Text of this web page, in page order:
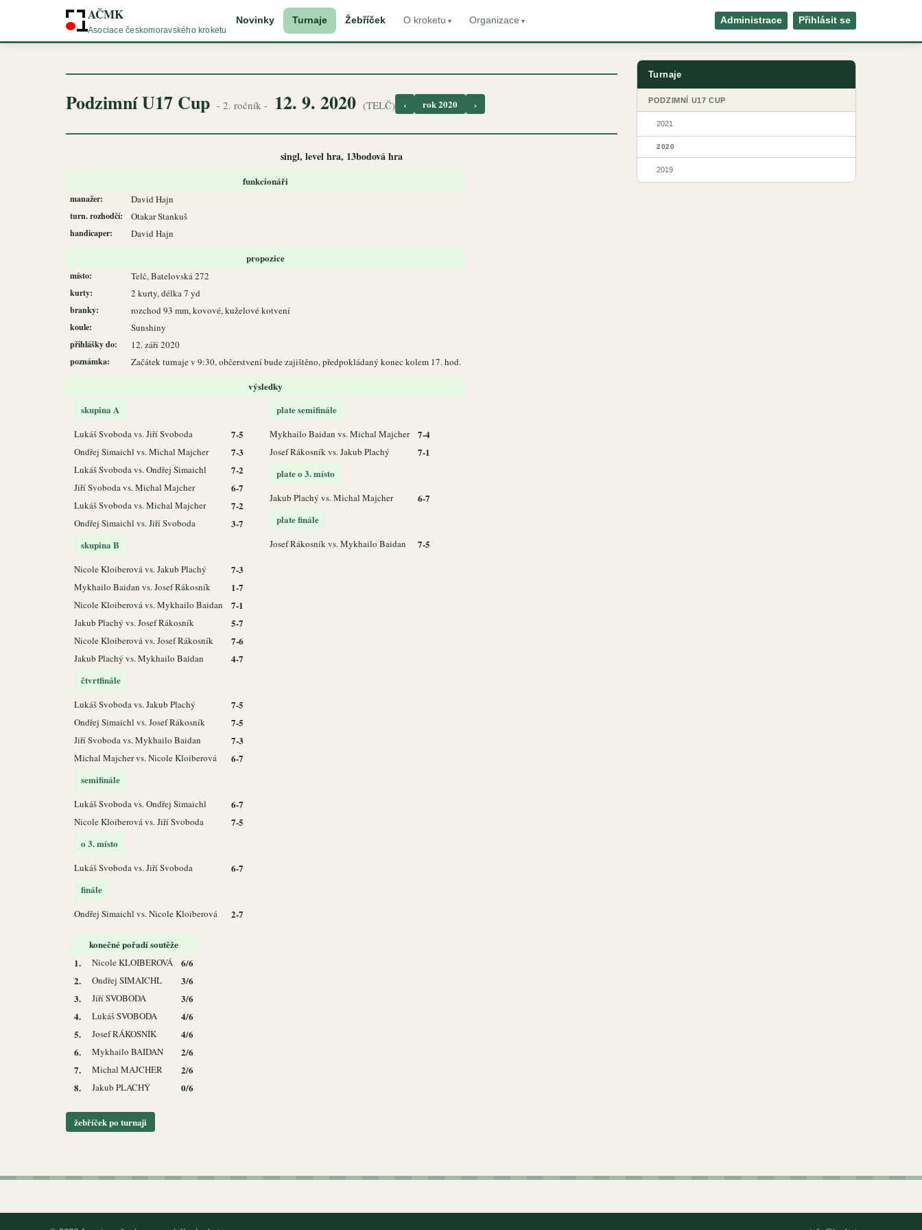
AČMK
Asociace českomoravského kroketu
Novinky Turnaje Žebříček O kroketu Organizace Administrace Přihlásit se
Podzimní U17 Cup - 2. ročník - 12. 9. 2020 (TELČ) ‹ rok 2020 ›
singl, level hra, 13bodová hra
funkcionáři
manažer: David Hajn
turn. rozhodčí: Otakar Stankuš
handicaper: David Hajn
propozice
místo: Telč, Batelovská 272
kurty: 2 kurty, délka 7 yd
branky: rozchod 93 mm, kovové, kuželové kotvení
koule: Sunshiny
přihlášky do: 12. září 2020
poznámka: Začátek turnaje v 9:30, občerstvení bude zajištěno, předpokládaný konec kolem 17. hod.
výsledky
skupina A
Lukáš Svoboda vs. Jiří Svoboda 7-5
Ondřej Simaichl vs. Michal Majcher 7-3
Lukáš Svoboda vs. Ondřej Simaichl 7-2
Jiří Svoboda vs. Michal Majcher 6-7
Lukáš Svoboda vs. Michal Majcher 7-2
Ondřej Simaichl vs. Jiří Svoboda
3-7
skupina B
Nicole Kloiberová vs. Jakub Plachý 7-3
Mykhailo Baidan vs. Josef Rákosník 1-7
Nicole Kloiberová vs. Mykhailo Baidan 7-1
Jakub Plachý vs. Josef Rákosník 5-7
Nicole Kloiberová vs. Josef Rákosník 7-6
Jakub Plachý vs. Mykhailo Baidan
4-7
čtvrtfinále
Lukáš Svoboda vs. Jakub Plachý 7-5
Ondřej Simaichl vs. Josef Rákosník 7-5
Jiří Svoboda vs. Mykhailo Baidan 7-3
Michal Majcher vs. Nicole Kloiberová
6-7
semifinále
Lukáš Svoboda vs. Ondřej Simaichl 6-7
Nicole Kloiberová vs. Jiří Svoboda
7-5
o 3. místo
Lukáš Svoboda vs. Jiří Svoboda
6-7
finále
Ondřej Simaichl vs. Nicole Kloiberová 2-7
plate semifinále
Mykhailo Baidan vs. Michal Majcher 7-4
Josef Rákosník vs. Jakub Plachý
7-1
plate o 3. místo
Jakub Plachý vs. Michal Majcher
6-7
plate finále
Josef Rákosník vs. Mykhailo Baidan 7-5
konečné pořadí soutěže
1.
Nicole KLOIBEROVÁ
6/6
2.
Ondřej SIMAICHL
3/6
3.
Jiří SVOBODA
3/6
4.
Lukáš SVOBODA
4/6
5.
Josef RÁKOSNÍK
4/6
6.
Mykhailo BAIDAN
2/6
7.
Michal MAJCHER
2/6
8.
Jakub PLACHÝ 0/6
žebříček po turnaji
Turnaje
PODZIMNÍ U17 CUP
2021
2020
2019